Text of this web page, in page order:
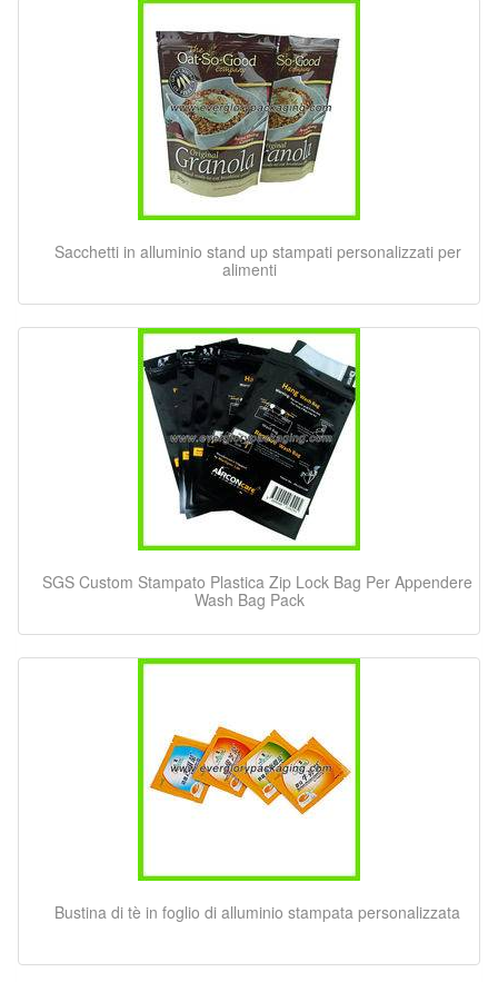
Sacchetti in alluminio stand up stampati personalizzati per
alimenti
SGS Custom Stampato Plastica Zip Lock Bag Per Appendere
Wash Bag Pack
Bustina di tè in foglio di alluminio stampata personalizzata